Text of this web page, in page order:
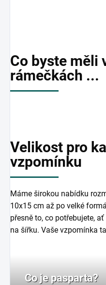
Co byste měli
rámečkách ...
Velikost pro
vzpomínku
Máme širokou nabídku
10x15 cm až po velké
přesně to, co potřebujete,
na šířku. Vaše vzpomínka
Co je pasparta?